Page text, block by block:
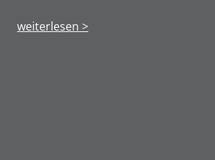
weiterlesen >